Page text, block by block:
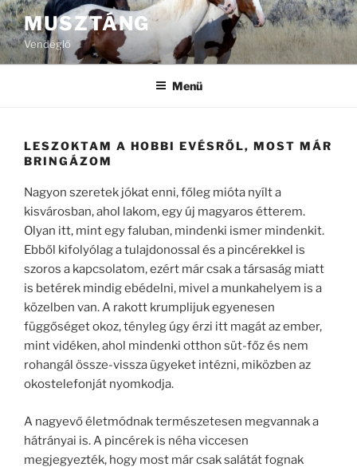
Tartalomhoz
MUSZTÁNG
Vendéglő
Menü
LESZOKTAM A HOBBI EVÉSRŐL, MOST MÁR
BRINGÁZOM
Nagyon szeretek jókat enni, főleg mióta nyílt a
kisvárosban, ahol lakom, egy új magyaros étterem.
Olyan itt, mint egy faluban, mindenki ismer mindenkit.
Ebből kifolyólag a tulajdonossal és a pincérekkel is
szoros a kapcsolatom, ezért már csak a társaság miatt
is betérek mindig ebédelni, mivel a munkahelyem is a
közelben van. A rakott krumplijuk egyenesen
függőséget okoz, tényleg úgy érzi itt magát az ember,
mint vidéken, ahol mindenki otthon süt-főz és nem
rohangál össze-vissza ügyeket intézni, miközben az
okostelefonját nyomkodja.
A nagyevő életmódnak természetesen megvannak a
hátrányai is. A pincérek is néha viccesen
megjegyezték, hogy most már csak salátát fognak